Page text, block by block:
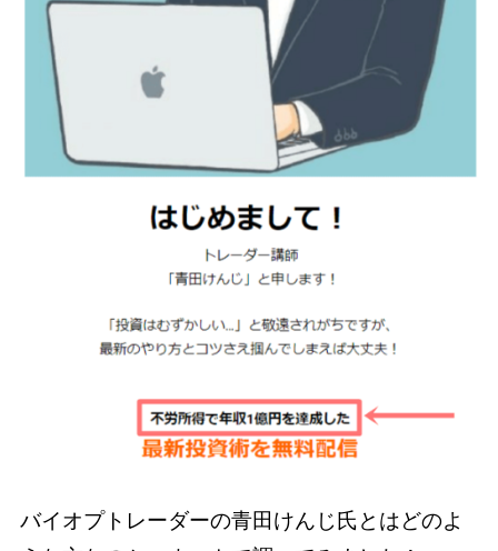
バイオプトレーダーの青田けんじ氏とはどのよ